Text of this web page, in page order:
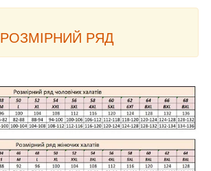
РОЗМІРНИЙ РЯД